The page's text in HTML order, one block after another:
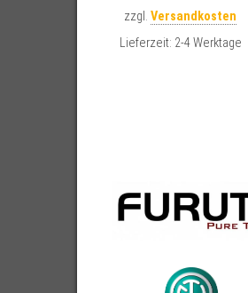
zzgl.Versandkosten
Lieferzeit: 2-4 Werktage